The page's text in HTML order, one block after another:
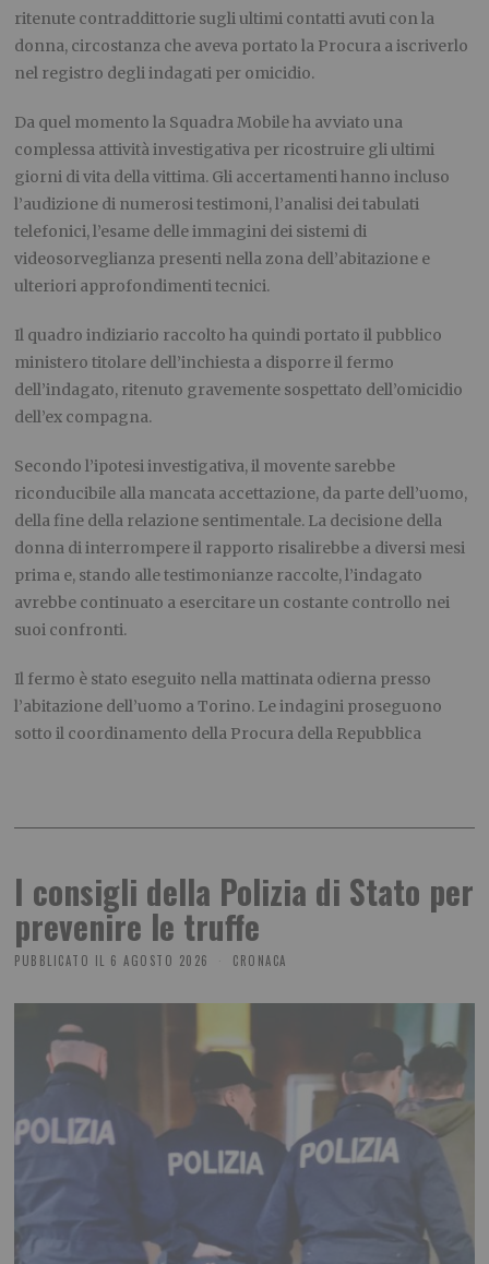
ritenute contraddittorie sugli ultimi contatti avuti con la
donna, circostanza che aveva portato la Procura a iscriverlo
nel registro degli indagati per omicidio.
Da quel momento la Squadra Mobile ha avviato una
complessa attività investigativa per ricostruire gli ultimi
giorni di vita della vittima. Gli accertamenti hanno incluso
l’audizione di numerosi testimoni, l’analisi dei tabulati
telefonici, l’esame delle immagini dei sistemi di
videosorveglianza presenti nella zona dell’abitazione e
ulteriori approfondimenti tecnici.
Il quadro indiziario raccolto ha quindi portato il pubblico
ministero titolare dell’inchiesta a disporre il fermo
dell’indagato, ritenuto gravemente sospettato dell’omicidio
dell’ex compagna.
Secondo l’ipotesi investigativa, il movente sarebbe
riconducibile alla mancata accettazione, da parte dell’uomo,
della fine della relazione sentimentale. La decisione della
donna di interrompere il rapporto risalirebbe a diversi mesi
prima e, stando alle testimonianze raccolte, l’indagato
avrebbe continuato a esercitare un costante controllo nei
suoi confronti.
Il fermo è stato eseguito nella mattinata odierna presso
l’abitazione dell’uomo a Torino. Le indagini proseguono
sotto il coordinamento della Procura della Repubblica
I consigli della Polizia di Stato per
prevenire le truffe
PUBBLICATO IL 6 AGOSTO 2026 CRONACA